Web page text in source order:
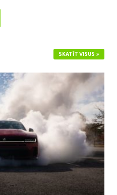
SKATĪT VISUS